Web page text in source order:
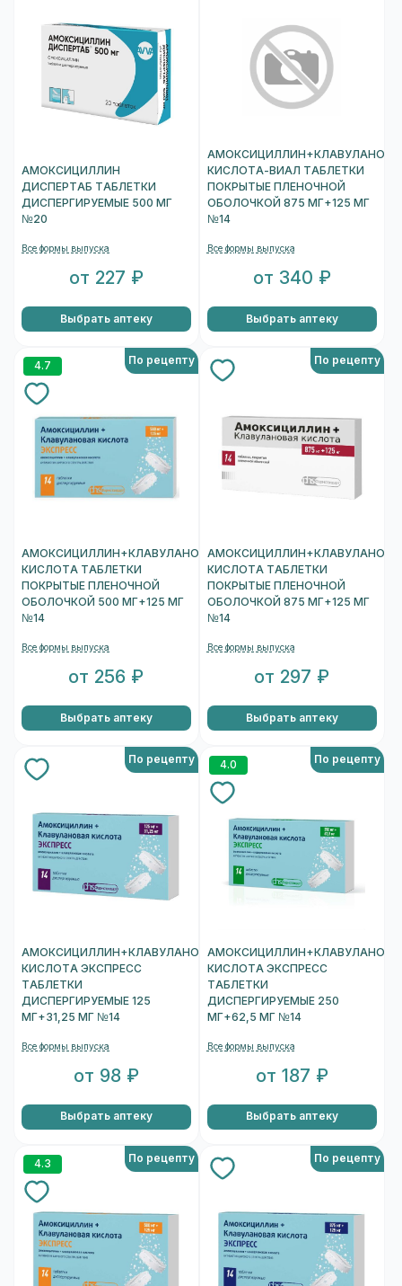
АМОКСИЦИЛЛИН
ДИСПЕРТАБ ТАБЛЕТКИ
ДИСПЕРГИРУЕМЫЕ 500 МГ
№20
Все формы выпуска
от 227 ₽
Выбрать аптеку
КИСЛОТА-ВИАЛ ТАБЛЕТКИ
ПОКРЫТЫЕ ПЛЕНОЧНОЙ
ОБОЛОЧКОЙ 875 МГ+125 МГ
№14
Все формы выпуска
от 340 ₽
Выбрать аптеку
4.7 По рецепту
АМОКСИЦИЛЛИН+КЛАВУЛАНОВАЯ
КИСЛОТА ТАБЛЕТКИ
ПОКРЫТЫЕ ПЛЕНОЧНОЙ
ОБОЛОЧКОЙ 500 МГ+125 МГ
№14
Все формы выпуска
от 256 ₽
Выбрать аптеку
По рецепту
КИСЛОТА ТАБЛЕТКИ
ПОКРЫТЫЕ ПЛЕНОЧНОЙ
ОБОЛОЧКОЙ 875 МГ+125 МГ
№14
Все формы выпуска
от 297 ₽
Выбрать аптеку
По рецепту
АМОКСИЦИЛЛИН+КЛАВУЛАНОВАЯ
КИСЛОТА ЭКСПРЕСС
ТАБЛЕТКИ
ДИСПЕРГИРУЕМЫЕ 125
МГ+31,25 МГ №14
Все формы выпуска
от 98 ₽
Выбрать аптеку
4.0 По рецепту
КИСЛОТА ЭКСПРЕСС
ТАБЛЕТКИ
ДИСПЕРГИРУЕМЫЕ 250
МГ+62,5 МГ №14
Все формы выпуска
от 187 ₽
Выбрать аптеку
4.3 По рецепту По рецепту